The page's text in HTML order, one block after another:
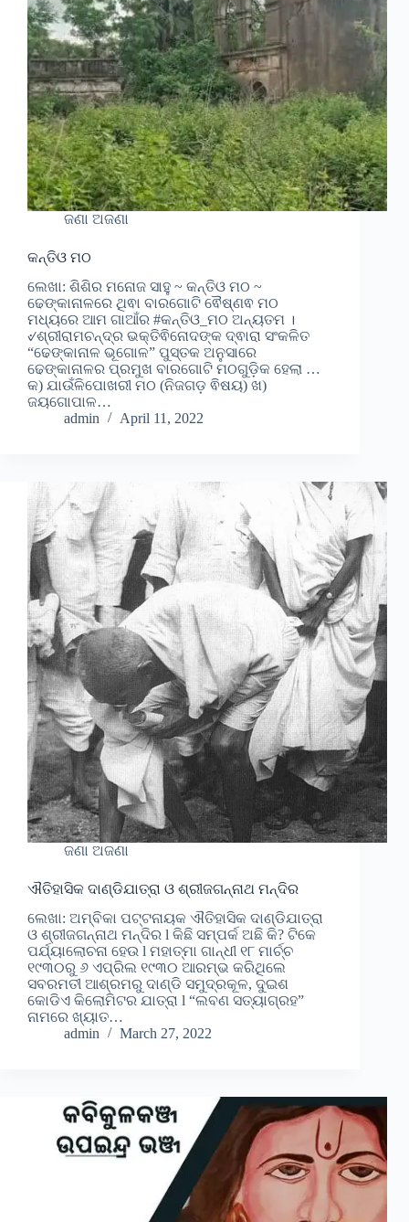
ଜଣା ଅଜଣା
କନ୍ତିଓ ମଠ
ଲେଖା: ଶିଶିର ମନୋଜ ସାହୁ ~ କନ୍ତିଓ ମଠ ~
ଢେଙ୍କାନାଳରେ ଥିଵା ବାରଗୋଟି ଵୈଷ୍ଣଵ ମଠ
ମଧ୍ୟରେ ଆମ ଗାଆଁର #କନ୍ତିଓ_ମଠ ଅନ୍ୟତମ ।
୰ଶ୍ରୀରାମଚନ୍ଦ୍ର ଭକ୍ତିଵିନୋଦଙ୍କ ଦ୍ଵାରା ସଂକଳିତ
“ଢେଙ୍କାନାଳ ଭୂଗୋଳ” ପୁସ୍ତକ ଅନୁସାରେ
ଢେଙ୍କାନାଳର ପ୍ରମୁଖ ବାରଗୋଟି ମଠଗୁଡି଼କ ହେଲା …
କ) ଯାଉଁଳିପୋଖରୀ ମଠ (ନିଜଗଡ଼ ଵିଷୟ) ଖ)
ଜୟଗୋପାଳ…
admin
April 11, 2022
ଜଣା ଅଜଣା
ଐତିହାସିକ ଦାଣ୍ଡିଯାତ୍ରା ଓ ଶ୍ରୀଜଗନ୍ନାଥ ମନ୍ଦିର
ଲେଖା: ଅମ୍ବିକା ପଟ୍ଟନାୟକ ଐତିହାସିକ ଦାଣ୍ଡିଯାତ୍ରା
ଓ ଶ୍ରୀଜଗନ୍ନାଥ ମନ୍ଦିର l କିଛି ସମ୍ପର୍କ ଅଛି କି? ଟିକେ
ପର୍ଯ୍ୟାଲୋଚନା ହେଉ l ମହାତ୍ମା ଗାନ୍ଧୀ ୧୮ ମାର୍ଚ୍ଚ
୧୯୩୦ରୁ ୬ ଏପ୍ରିଲ ୧୯୩୦ ଆରମ୍ଭ କରିଥିଲେ
ସବରମତୀ ଆଶ୍ରମରୁ ଦାଣ୍ଡି ସମୁଦ୍ରକୂଳ, ଦୁଇଶ
କୋଡିଏ କିଲୋମିଟର ଯାତ୍ରା l “ଲବଣ ସତ୍ୟାଗ୍ରହ”
ନାମରେ ଖ୍ୟାତ…
admin
March 27, 2022